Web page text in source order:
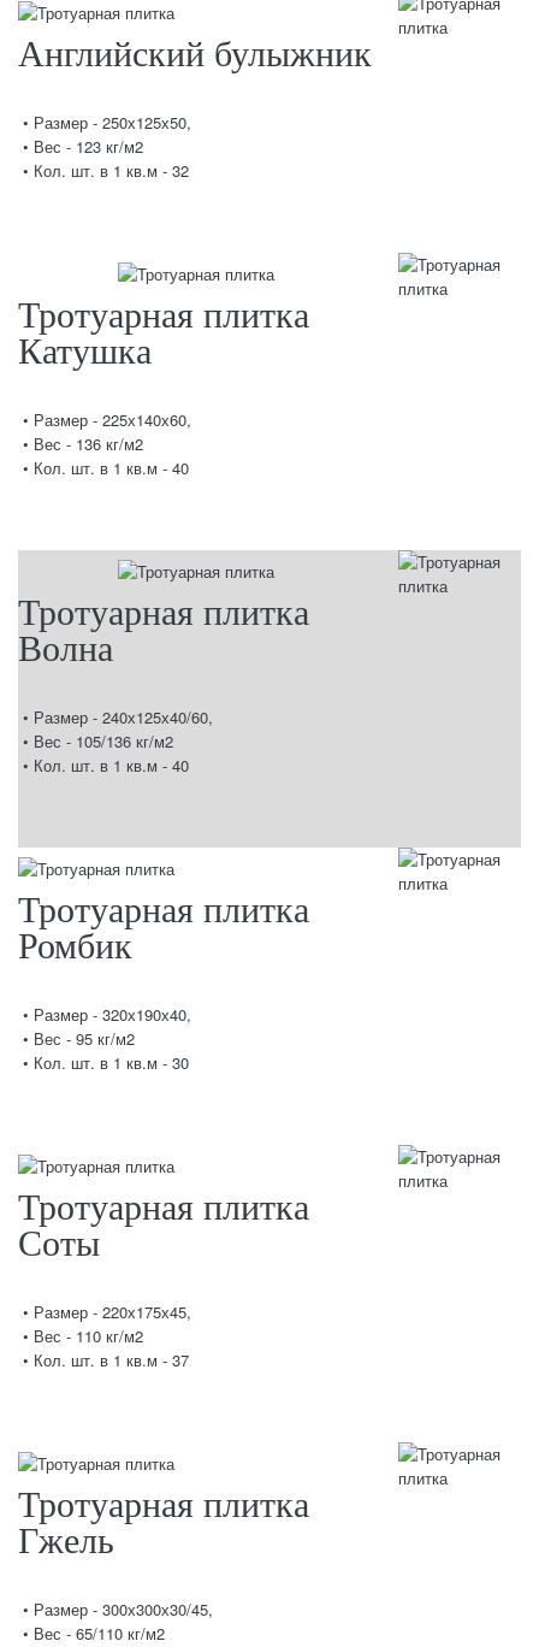
Английский булыжник
• Размер - 250х125х50,
• Вес - 123 кг/м2
• Кол. шт. в 1 кв.м - 32
Тротуарная плитка
Катушка
• Размер - 225х140х60,
• Вес - 136 кг/м2
• Кол. шт. в 1 кв.м - 40
Тротуарная плитка
Волна
• Размер - 240х125х40/60,
• Вес - 105/136 кг/м2
• Кол. шт. в 1 кв.м - 40
Тротуарная плитка
Ромбик
• Размер - 320х190х40,
• Вес - 95 кг/м2
• Кол. шт. в 1 кв.м - 30
Тротуарная плитка
Соты
• Размер - 220х175х45,
• Вес - 110 кг/м2
• Кол. шт. в 1 кв.м - 37
Тротуарная плитка
Гжель
• Размер - 300х300х30/45,
• Вес - 65/110 кг/м2